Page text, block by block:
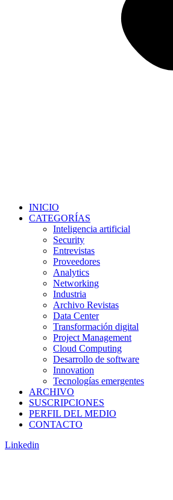
INICIO
CATEGORÍAS
Inteligencia artificial
Security
Entrevistas
Proveedores
Analytics
Networking
Industria
Archivo Revistas
Data Center
Transformación digital
Project Management
Cloud Computing
Desarrollo de software
Innovation
Tecnologías emergentes
ARCHIVO
SUSCRIPCIONES
PERFIL DEL MEDIO
CONTACTO
Linkedin